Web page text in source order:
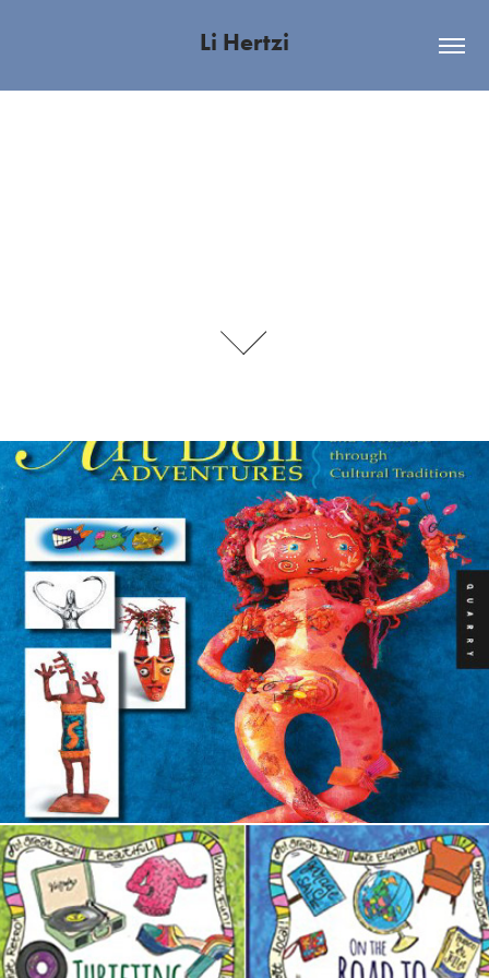
Li Hertzi
Art Doll Adventures